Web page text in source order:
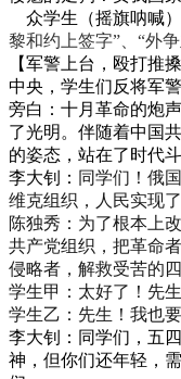
众学生（摇旗呐喊）
黎和约上签字”、“外
【军警上台，殴打推
中央，学生们反将军
旁白： 十月革命的炮
了光明。伴随着中国
的姿态，站在了时代斗
李大钊：
同学们！ 俄
维克组织，人民实现
陈独秀：为了根本上
共产党组织 ， 把革命
侵略者，解救受苦的
学生甲 ： 太好了！ 先生
学生乙 ： 先生！ 我也
李大钊：同学们，五
神，但你们还年轻，